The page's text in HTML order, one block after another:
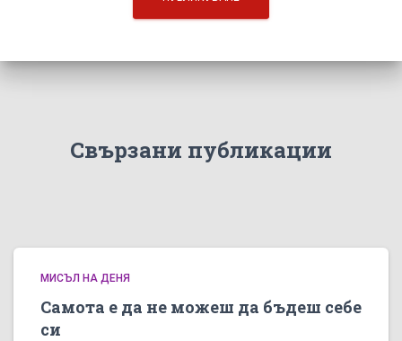
Свързани публикации
МИСЪЛ НА ДЕНЯ
Самота е да не можеш да бъдеш себе
си